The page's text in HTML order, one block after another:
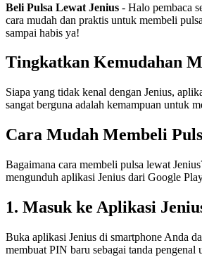
Beli Pulsa Lewat Jenius - Halo pembaca
cara mudah dan praktis untuk membeli
sampai habis ya!
Tingkatkan Kemudahan
Siapa yang tidak kenal dengan Jenius,
sangat berguna adalah kemampuan untuk
Cara Mudah Membeli
Bagaimana cara membeli pulsa lewat
mengunduh aplikasi Jenius dari Google
1. Masuk ke Aplikasi
Buka aplikasi Jenius di smartphone Anda
membuat PIN baru sebagai tanda